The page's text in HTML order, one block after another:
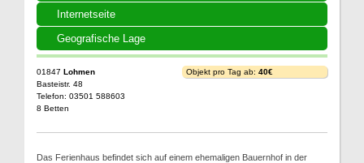
Internetseite
Geografische Lage
01847 Lohmen
Basteistr. 48
Telefon: 03501 588603
8 Betten
Objekt pro Tag ab: 40€
Das Ferienhaus befindet sich auf einem ehemaligen Bauernhof in der